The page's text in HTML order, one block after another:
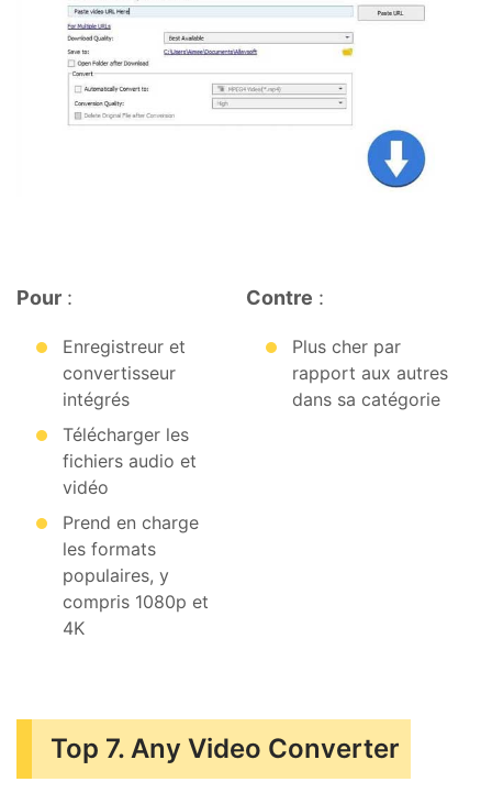
Pour :
Enregistreur et
convertisseur
intégrés
Télécharger les
fichiers audio et
vidéo
Prend en charge
les formats
populaires, y
compris 1080p et
4K
Contre :
Plus cher par
rapport aux autres
dans sa catégorie
Top 7. Any Video Converter